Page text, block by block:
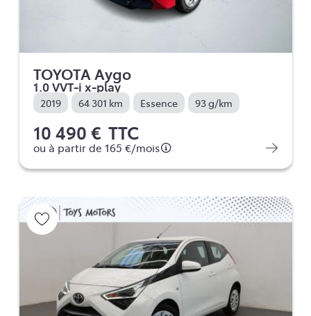
TOYOTA Aygo
1.0 VVT-i x-play
2019 64 301 km Essence 93 g/km
10 490 € TTC
ou à partir de 165 €/mois